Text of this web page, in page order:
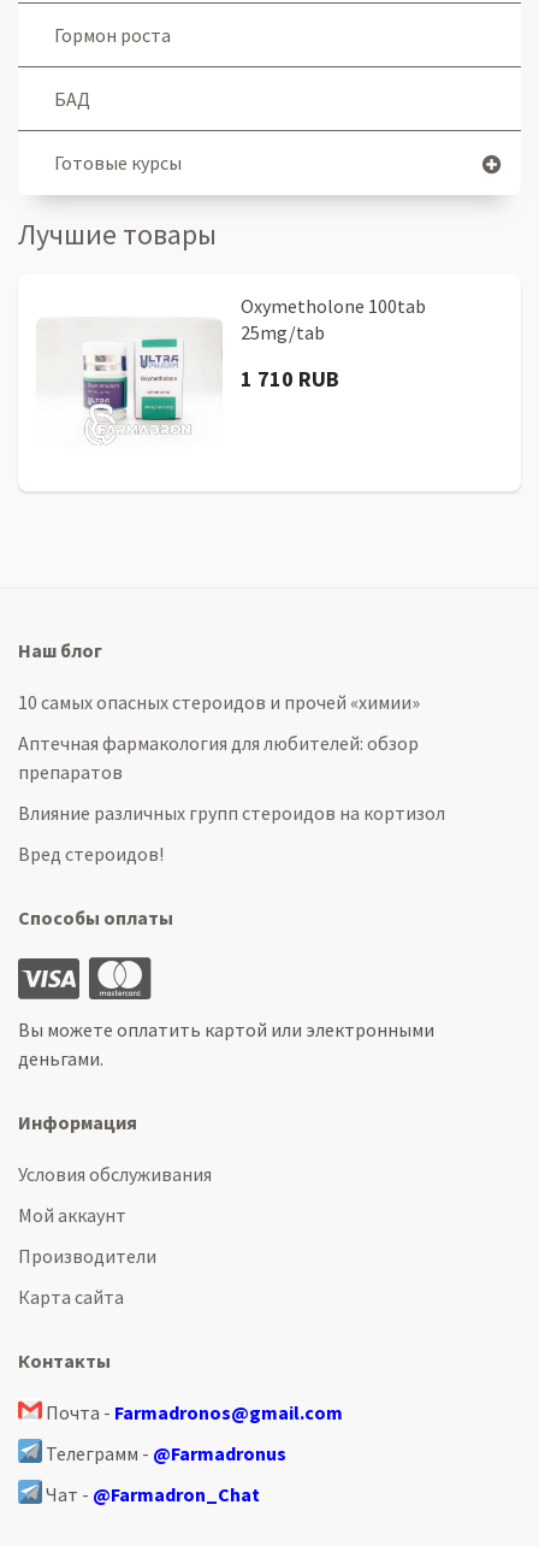
Гормон роста
БАД
Готовые курсы
Лучшие товары
Oxymetholone 100tab
25mg/tab
1 710 RUB
Наш блог
10 самых опасных стероидов и прочей «химии»
Аптечная фармакология для любителей: обзор
препаратов
Влияние различных групп стероидов на кортизол
Вред стероидов!
Способы оплаты
Вы можете оплатить картой или электронными
деньгами.
Информация
Условия обслуживания
Мой аккаунт
Производители
Карта сайта
Контакты
Почта - Farmadronos@gmail.com
Телеграмм - @Farmadronus
Чат - @Farmadron_Chat